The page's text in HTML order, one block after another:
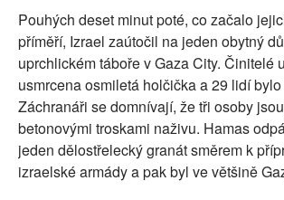
Pouhých deset minut poté, co začalo
příměří, Izrael zaútočil na jeden obytný
uprchlickém táboře v Gaza City. Činitelé
usmrcena osmiletá holčička a 29 lidí
Záchranáři se domnívají, že tři osoby
betonovými troskami naživu. Hamas
jeden dělostřelecký granát směrem k
izraelské armády a pak byl ve většině